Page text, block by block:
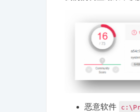
恶意软件